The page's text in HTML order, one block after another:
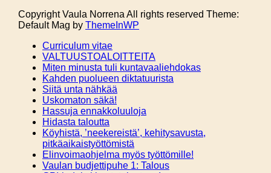
Copyright Vaula Norrena All rights reserved Theme:
Default Mag by ThemeInWP
Curriculum vitae
VALTUUSTOALOITTEITA
Miten minusta tuli kuntavaaliehdokas
Kahden puolueen diktatuurista
Siitä unta nähkää
Uskomaton säkä!
Hassuja ennakkoluuloja
Hidasta taloutta
Köyhistä, ’neekereistä’, kehitysavusta,
pitkäaikaistyöttömistä
Elinvoimaohjelma myös työttömille!
Vaulan budjettipuhe 1: Talous